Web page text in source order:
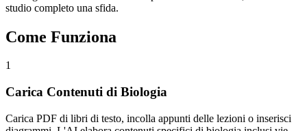
studio completo una sfida.
Come Funziona
1
Carica Contenuti di Biologia
Carica PDF di libri di testo, incolla appunti delle lezioni o inserisci